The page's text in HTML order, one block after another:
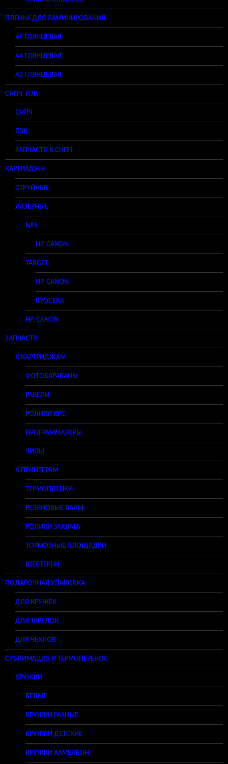
ПЛЕНКА ДЛЯ ЛАМИНИРОВАНИЯ
A5 ГЛЯНЦЕВАЯ
А4 ГЛЯНЦЕВАЯ
A3 ГЛЯНЦЕВАЯ
СНПЧ, ПЗК
СНПЧ
ПЗК
ЗАПЧАСТИ К СНПЧ
КАРТРИДЖИ
СТРУЙНЫЕ
ЛАЗЕРНЫЕ
NAS
HP, CANON
TARGET
HP, CANON
KYOCERA
HP, CANON
ЗАПЧАСТИ
К КАРТРИДЖАМ
ФОТОБАРАБАНЫ
РАКЕЛИ
РОЛИКИ RPC
ПРОГРАММАТОРЫ
ЧИПЫ
К ПРИНТЕРАМ
ТЕРМОПЛЕНКИ
РЕЗИНОВЫЕ ВАЛЫ
РОЛИКИ ЗАХВАТА
ТОРМОЗНЫЕ ПЛОЩАДКИ
ШЕСТЕРНИ
ПОДАРОЧНАЯ УПАКОВКА
ДЛЯ КРУЖЕК
ДЛЯ ТАРЕЛОК
ДЛЯ ЧЕХЛОВ
СУБЛИМАЦИЯ И ТЕРМОПЕРЕНОС
КРУЖКИ
БЕЛЫЕ
КРУЖКИ РАЗНЫЕ
КРУЖКИ ДЕТСКИЕ
КРУЖКИ ХАМЕЛЕОН